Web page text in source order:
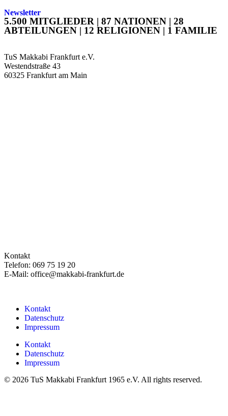
Newsletter
5.500 MITGLIEDER | 87 NATIONEN | 28
ABTEILUNGEN | 12 RELIGIONEN | 1 FAMILIE
TuS Makkabi Frankfurt e.V.
Westendstraße 43
60325 Frankfurt am Main
Kontakt
Telefon: 069 75 19 20
E-Mail: office@makkabi-frankfurt.de
Kontakt
Datenschutz
Impressum
Kontakt
Datenschutz
Impressum
© 2026 TuS Makkabi Frankfurt 1965 e.V. All rights reserved.